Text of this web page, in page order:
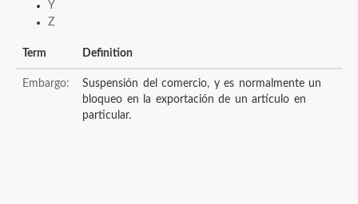
Y
Z
Term Definition
Embargo:
Suspensión del comercio, y es normalmente un
bloqueo en la exportación de un artículo en
particular.